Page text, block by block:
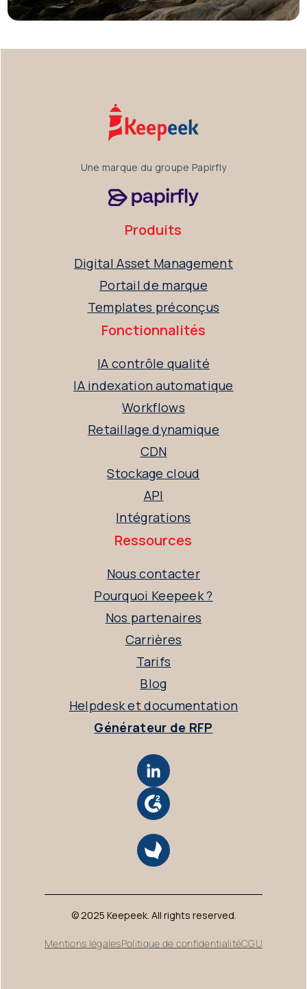
Une marque du groupe Papirfly
Produits
Digital Asset Management
Portail de marque
Templates préconçus
Fonctionnalités
IA contrôle qualité
IA indexation automatique
Workflows
Retaillage dynamique
CDN
Stockage cloud
API
Intégrations
Ressources
Nous contacter
Pourquoi Keepeek ?
Nos partenaires
Carrières
Tarifs
Blog
Helpdesk et documentation
Générateur de RFP
© 2025 Keepeek. All rights reserved.
Mentions légalesPolitique de confidentialitéCGU